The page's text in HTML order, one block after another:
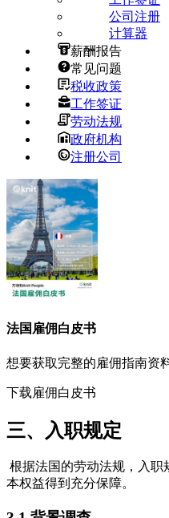
公司注册
计算器
薪酬报告
常见问题
税收政策
工作签证
劳动法规
政府机构
注册公司
法国 雇佣白皮书
想要获取完整的雇佣指南资
下载雇佣白皮书
三、入职规定
根据法国的劳动法规，入
本权益得到充分保障。